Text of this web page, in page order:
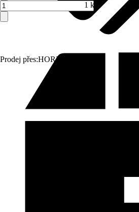
Prodej přes:HORNBACH
1 ks